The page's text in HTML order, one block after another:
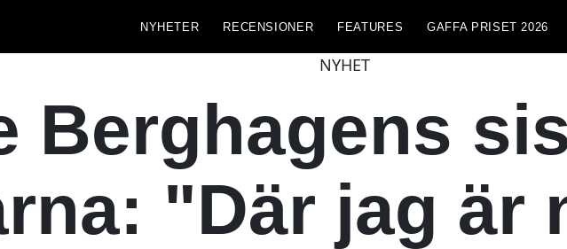
NYHETER RECENSIONER FEATURES GAFFA PRISET 2026
NYHET
Berghagens
"Där jag är